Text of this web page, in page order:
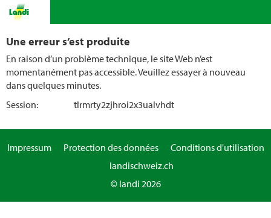
Une erreur s’est produite
En raison d’un problème technique, le site Web n’est
momentanément pas accessible. Veuillez essayer à nouveau
dans quelques minutes.
Session:
tlrmrty2zjhroi2x3ualvhdt
Impressum Protection des données
Conditions d'utilisation
landischweiz.ch
© landi 2026